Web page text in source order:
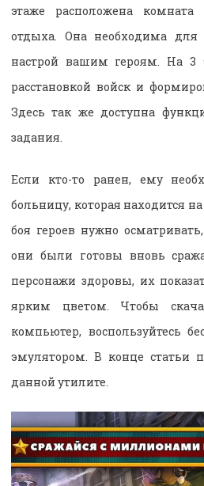
этаже расположена комната
отдыха. Она необходима для
настрой вашим героям. На 3
расстановкой войск и
Здесь так же доступна
задания.
Если кто-то ранен, ему
больницу, которая находится
боя героев нужно
они были готовы вновь
персонажи здоровы, их
ярким цветом. Чтобы
компьютер, воспользуйтесь
эмулятором. В конце статьи
данной утилите.